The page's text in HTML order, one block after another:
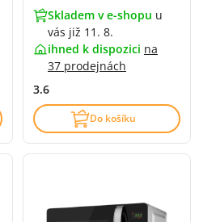
Skladem v e-shopu u
vás již 11. 8.
ihned k dispozici na
37 prodejnách
3.6
Do košíku